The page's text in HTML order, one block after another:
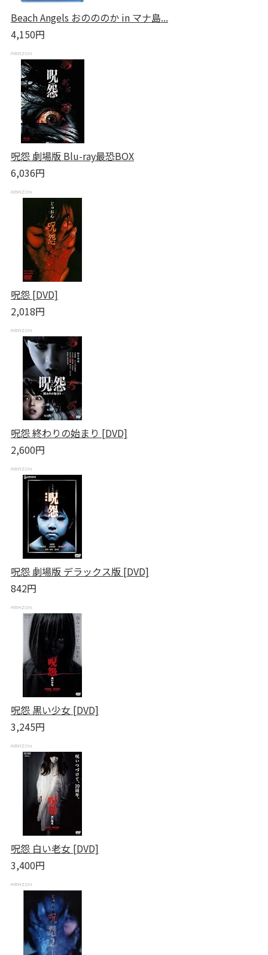
Beach Angels おのののか in マナ島...
4,150円
呪怨 劇場版 Blu-ray最恐BOX
6,036円
呪怨 [DVD]
2,018円
呪怨 終わりの始まり [DVD]
2,600円
呪怨 劇場版 デラックス版 [DVD]
842円
呪怨 黒い少女 [DVD]
3,245円
呪怨 白い老女 [DVD]
3,400円